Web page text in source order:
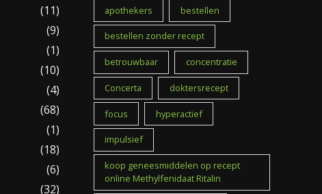
(11)
(9)
(1)
(10)
(4)
(68)
(1)
(18)
(6)
(32)
apothekers bestellen
bestellen zonder recept
betrouwbaar concentratie
Concerta doktersrecept
focus hyperactief
impulsief
koop geneesmiddelen op recept
online Methylfenidaat Ritalin